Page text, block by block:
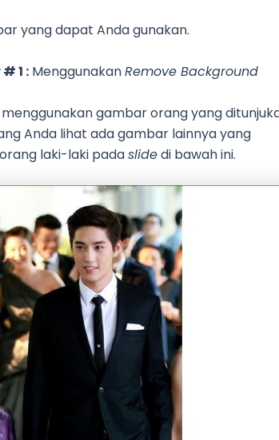
yang dapat Anda gunakan.
1 : MenggunakanRemove Background
gambar orang yang
Anda lihat ada gambar lainnya yang
laki-laki padaslidedi bawah ini.